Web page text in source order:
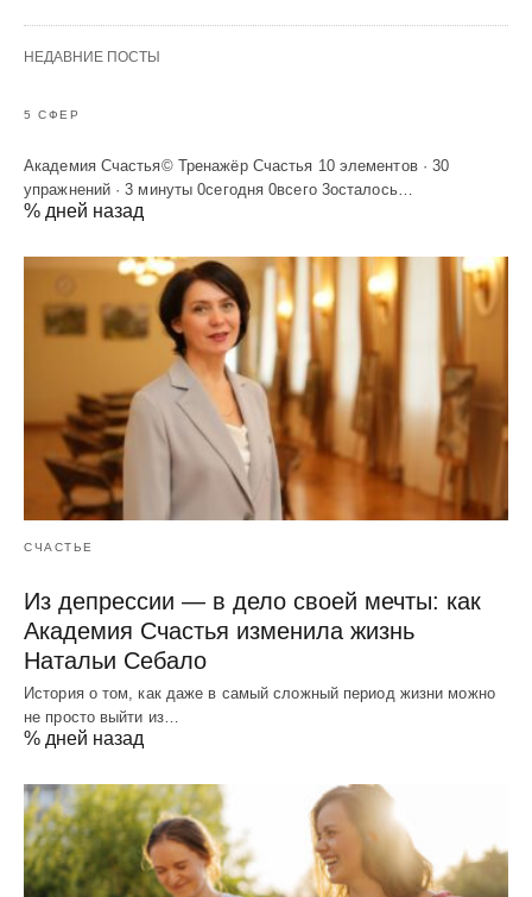
НЕДАВНИЕ ПОСТЫ
5 СФЕР
Академия Счастья© Тренажёр Счастья 10 элементов · 30
упражнений · 3 минуты 0сегодня 0всего 3осталось…
% дней назад
СЧАСТЬЕ
Из депрессии — в дело своей мечты: как
Академия Счастья изменила жизнь
Натальи Себало
История о том, как даже в самый сложный период жизни можно
не просто выйти из…
% дней назад